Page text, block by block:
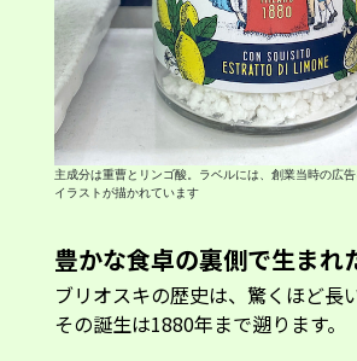
主成分は重曹とリンゴ酸。ラベルには、創業当時の広
イラストが描かれています
豊かな食卓の裏側で生まれ
ブリオスキの歴史は、驚くほど長
その誕生は1880年まで遡ります。